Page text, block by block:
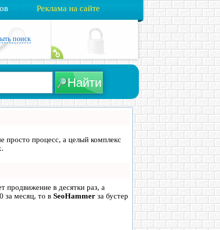
Реклама на сайте
поиск
просто процесс, а целый комплекс
продвижение в десятки раз, а
за месяц, то в SeoHammer за бустер